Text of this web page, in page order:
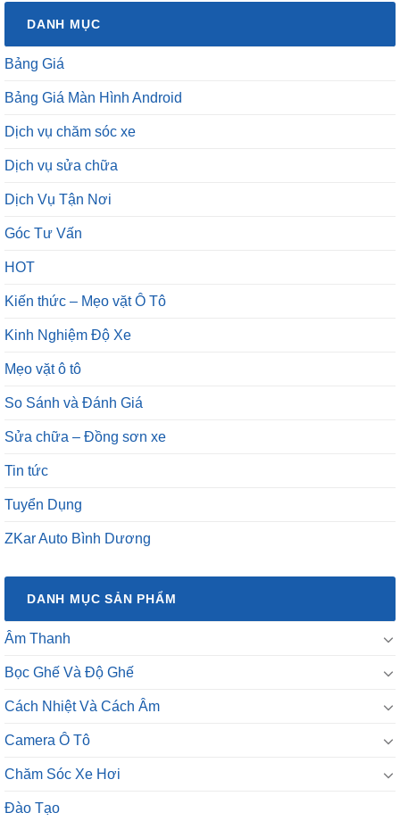
DANH MỤC
Bảng Giá
Bảng Giá Màn Hình Android
Dịch vụ chăm sóc xe
Dịch vụ sửa chữa
Dịch Vụ Tận Nơi
Góc Tư Vấn
HOT
Kiến thức – Mẹo vặt Ô Tô
Kinh Nghiệm Độ Xe
Mẹo vặt ô tô
So Sánh và Đánh Giá
Sửa chữa – Đồng sơn xe
Tin tức
Tuyển Dụng
ZKar Auto Bình Dương
DANH MỤC SẢN PHẨM
Âm Thanh
Bọc Ghế Và Độ Ghế
Cách Nhiệt Và Cách Âm
Camera Ô Tô
Chăm Sóc Xe Hơi
Đào Tạo